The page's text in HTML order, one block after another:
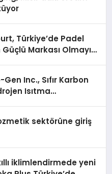
Türkiye’de Padel
Güçlü Markası Olmayı
Inc., Sıfır Karbon
Isıtma
sektörüne giriş
iklimlendirmede yeni